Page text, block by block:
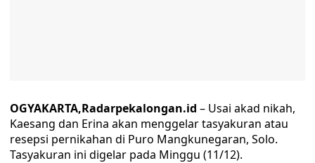
OGYAKARTA,Radarpekalongan.id – Usai akad nikah,
Kaesang dan Erina akan menggelar tasyakuran atau
resepsi pernikahan di Puro Mangkunegaran, Solo.
Tasyakuran ini digelar pada Minggu (11/12).